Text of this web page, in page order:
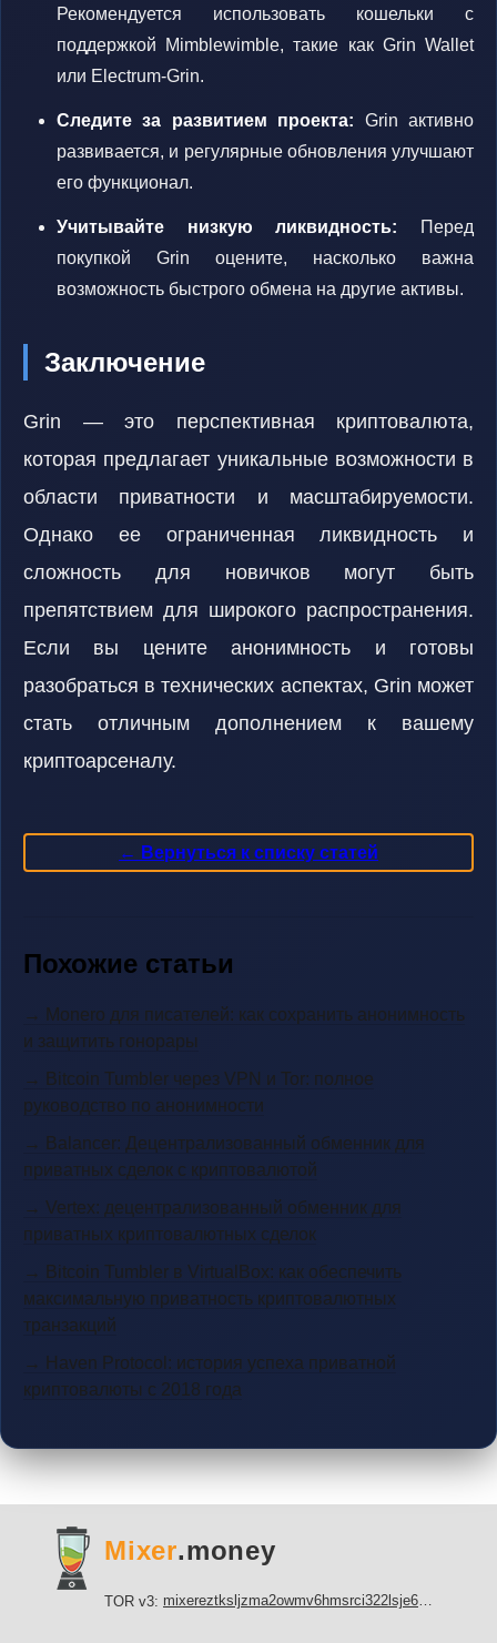
Рекомендуется использовать кошельки с
поддержкой Mimblewimble, такие как Grin Wallet
или Electrum-Grin.
Следите за развитием проекта: Grin активно
развивается, и регулярные обновления улучшают
его функционал.
Учитывайте низкую ликвидность: Перед
покупкой Grin оцените, насколько важна
возможность быстрого обмена на другие активы.
Заключение
Grin — это перспективная криптовалюта,
которая предлагает уникальные возможности в
области приватности и масштабируемости.
Однако ее ограниченная ликвидность и
сложность для новичков могут быть
препятствием для широкого распространения.
Если вы цените анонимность и готовы
разобраться в технических аспектах, Grin может
стать отличным дополнением к вашему
криптоарсеналу.
← Вернуться к списку статей
Похожие статьи
→ Monero для писателей: как сохранить анонимность
и защитить гонорары
→ Bitcoin Tumbler через VPN и Tor: полное
руководство по анонимности
→ Balancer: Децентрализованный обменник для
приватных сделок с криптовалютой
→ Vertex: децентрализованный обменник для
приватных криптовалютных сделок
→ Bitcoin Tumbler в VirtualBox: как обеспечить
максимальную приватность криптовалютных
транзакций
→ Haven Protocol: история успеха приватной
криптовалюты с 2018 года
Mixer.money
TOR v3: mixereztksljzma2owmv6hmsrci322lsje6m3svicoddk3xbgvhd2fid.onion